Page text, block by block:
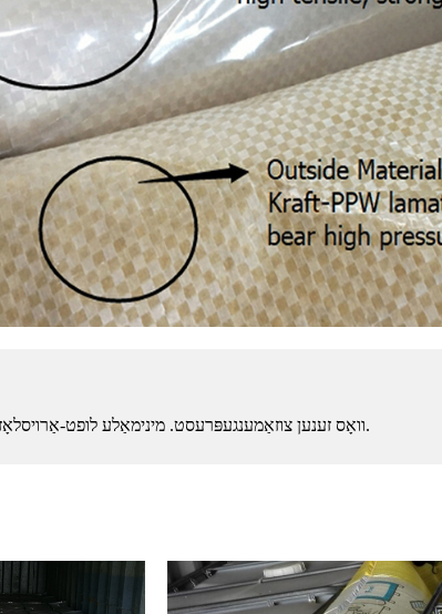
דער אינעווייניקסטער זעקל איז פון קייפל שיכטן פון PE (פּאָליעטילען) וואָס זענען צוזאַמענגעפּרעסט. מינימאַלע לופט-אַרויסלאָז, קען אויסהאַלטן הויכע דרוקן פאר א לאַנגע צייט.